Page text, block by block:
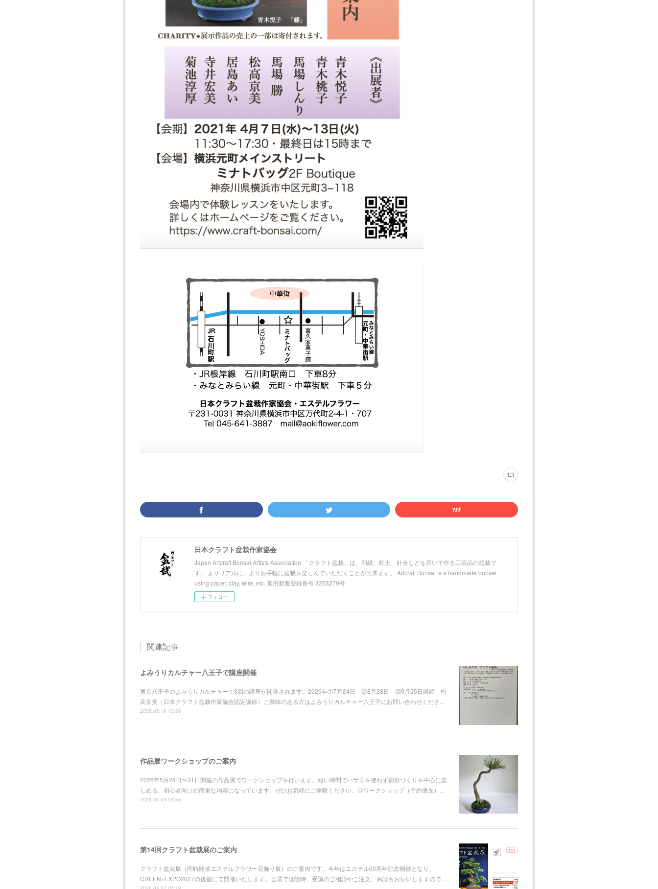
日本クラフト盆栽作家協会
Japan Artcraft Bonsai Artists Association 「クラフト盆栽」は、和紙、粘土、針金などを用いて作る工芸品の盆栽で
す。 よりリアルに、よりお手軽に盆栽を楽しんでいただくことが出来ます。 Artcraft Bonsai is a handmade bonsai
using paper, clay, wire, etc. 実用新案登録番号 3253279号
フォロー
関連記事
よみうりカルチャー八王子で講座開催
東京八王子のよみうりカルチャーで3回の講座が開催されます。2026年①7月24日 ②8月28日 ③9月25日講師 松
高京美（日本クラフト盆栽作家協会認定講師）ご興味のある方はよみうりカルチャー八王子にお問い合わせくださ…
2026.05.19 13:33
作品展ワークショップのご案内
2026年5月28日〜31日開催の作品展でワークショップを行います。短い時間でハサミを使わず樹形づくりを中心に楽
しめる、初心者向けの簡単な内容になっています。ぜひお気軽にご体験ください。◎ワークショップ（予約優先）…
2026.04.04 05:55
第14回クラフト盆栽展のご案内
クラフト盆栽展（同時開催エステルフラワー花飾り展）のご案内です。今年はエステル60周年記念開催となり、
GREEN×EXPO2027の後援にて開催いたします。会場では随時、受講のご相談やご注文、商談もお伺いしますので…